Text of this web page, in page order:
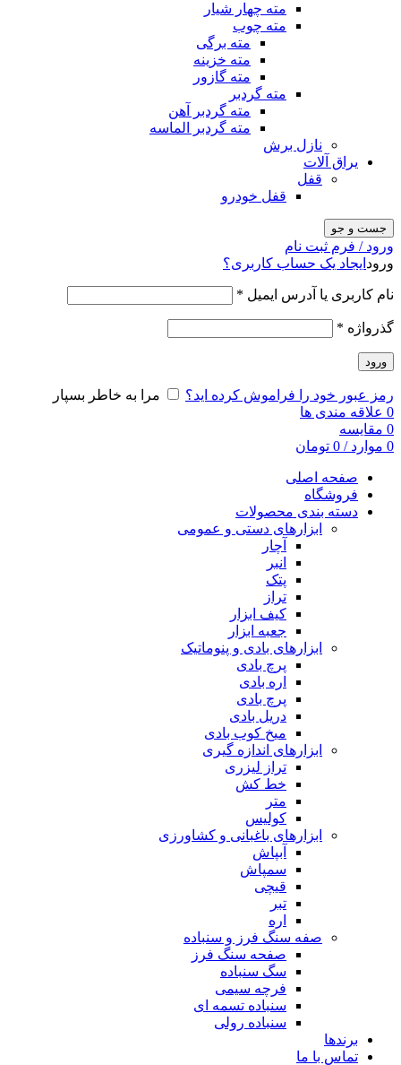
مته چهار شیار
مته چوب
مته برگی
مته خزینه
مته گازور
مته گردبر
مته گردبر آهن
مته گردبر الماسه
نازل برش
یراق آلات
قفل
قفل خودرو
جست و جو
ورود / فرم ثبت نام
ورود ایجاد یک حساب کاربری؟
نام کاربری یا آدرس ایمیل *
گذرواژه *
ورود
رمز عبور خود را فراموش کرده اید؟
مرا به خاطر بسپار
0 علاقه مندی ها
0 مقایسه
0 موارد /
0 تومان
صفحه اصلی
فروشگاه
دسته بندی محصولات
ابزارهای دستی و عمومی
آچار
انبر
پتک
تراز
کیف ابزار
جعبه ابزار
ابزارهای بادی و پنوماتیک
پرچ بادی
اره بادی
پرچ بادی
دریل بادی
میخ کوب بادی
ابزارهای اندازه گیری
تراز لیزری
خط کش
متر
کولیس
ابزارهای باغبانی و کشاورزی
آبپاش
سمپاش
قیچی
تبر
اره
صفه سنگ فرز و سنباده
صفحه سنگ فرز
سگ سنباده
فرچه سیمی
سنباده تسمه ای
سنباده رولی
برندها
تماس با ما